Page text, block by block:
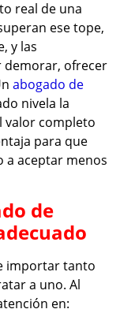
real de una
ese tope,
y las
demorar, ofrecer
abogado de
nivela la
valor completo
para que
a aceptar menos
de
importar tanto
a uno. Al
en: